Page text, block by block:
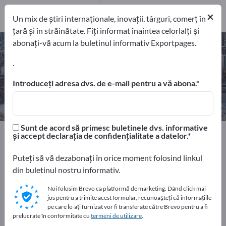
Sisteme de conferinţă – găsiți
producători și furnizori
exportatori Producători
23
23
Home Servicii Sisteme de conferinţă
Faceți publicitate gratuit pe
Exportpages!
Nevoile – Ofertele – Bunuri second-hand – Contacte
comerciale >> începeți aici
×
Un mix de știri internaționale, inovații, târguri, comerț în
țară și în străinătate. Fiți informat înaintea celorlalți și
abonați-vă acum la buletinul informativ Exportpages.
.
Introduceți adresa dvs. de e-mail pentru a vă abona.
Sunt de acord să primesc buletinele dvs. informative
și accept declarația de confidențialitate a datelor.
Puteți să vă dezabonați în orice moment folosind linkul
din buletinul nostru informativ.
Noi folosim Brevo ca platformă de marketing. Dând click mai
jos pentru a trimite acest formular, recunoașteți că informațiile
pe care le-ați furnizat vor fi transferate către Brevo pentru a fi
prelucrate în conformitate cu termeni de utilizare.